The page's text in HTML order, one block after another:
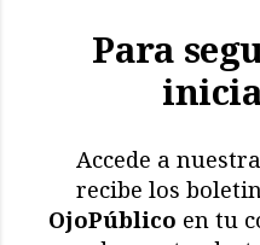
El
Para
Accede a
recibe los
OjoPúblico en tu